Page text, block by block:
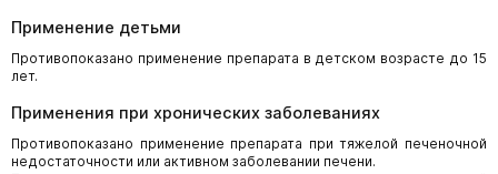
Применение детьми
Противопоказано применение препарата в детском возрасте до 15
лет.
Применения при хронических заболеваниях
Противопоказано применение препарата при тяжелой печеночной
недостаточности или активном заболевании печени.